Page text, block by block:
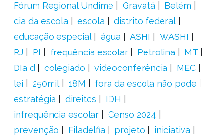
Fórum Regional Undime
Gravatá
Belém
dia da escola
escola
distrito federal
educação especial
água ASHI
WASHI
RJ
PI frequência escolar Petrolina
MT
DIa d
colegiado videoconferência
MEC
lei
250mil 18M
fora da escola não pode
estratégia
direitos
IDH
infrequência escolar
Censo 2024
prevenção
Filadélfia projeto
iniciativa